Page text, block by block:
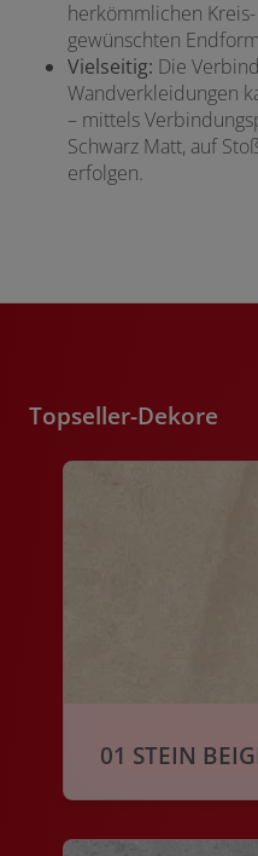
herkömmlichen
gewünschten
Vielseitig: Die
Wandverkleidungen
– mittels
Schwarz Matt, auf
erfolgen.
Topseller-Dekore
01 STEIN